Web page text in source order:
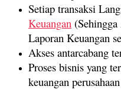
Setiap transaksi
Keuangan
Laporan Keuangan
Akses antarcabang
Proses bisnis yang
keuangan